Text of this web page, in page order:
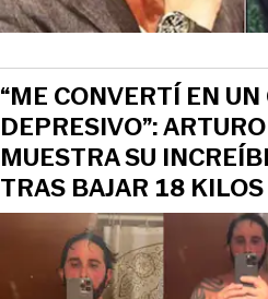
“ME CONVERTÍ EN UN
DEPRESIVO”:
MUESTRA SU
TRAS BAJAR 18 KILOS